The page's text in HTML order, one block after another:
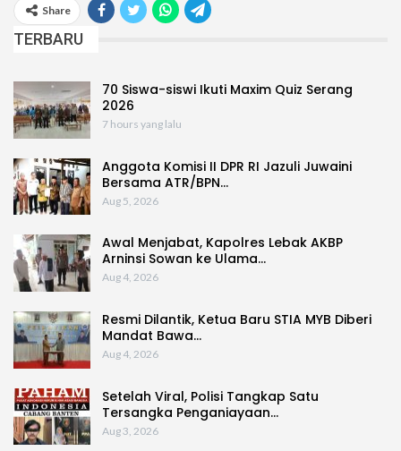
Share
TERBARU
70 Siswa-siswi Ikuti Maxim Quiz Serang
2026
7 hours yang lalu
Anggota Komisi II DPR RI Jazuli Juwaini
Bersama ATR/BPN…
Aug 5, 2026
Awal Menjabat, Kapolres Lebak AKBP
Arninsi Sowan ke Ulama…
Aug 4, 2026
Resmi Dilantik, Ketua Baru STIA MYB Diberi
Mandat Bawa…
Aug 4, 2026
Setelah Viral, Polisi Tangkap Satu
Tersangka Penganiayaan…
Aug 3, 2026